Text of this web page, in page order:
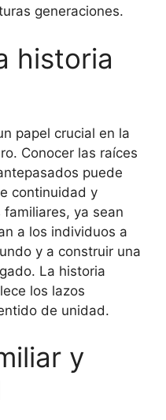
generaciones.
historia
papel crucial en la
Conocer las raíces
puede
continuidad y
ya sean
a los individuos a
y a construir una
La historia
los lazos
de unidad.
y